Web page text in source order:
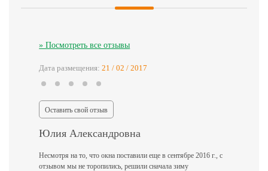
» Посмотреть все отзывы
Дата размещения:21 / 02 / 2017
Оставить свой отзыв
Юлия Александровна
Несмотря на то, что окна поставили еще в сентябре 2016 г., с
отзывом мы не торопились, решили сначала зиму
Previous